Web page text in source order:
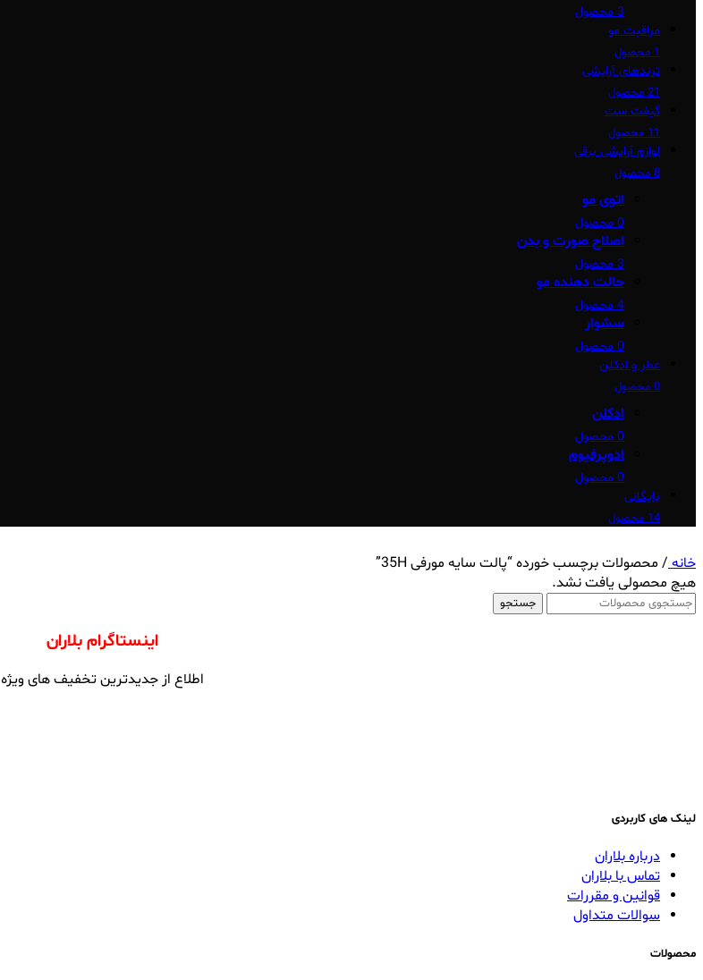
3 محصول
مراقبت مو
1 محصول
ترندهای آرایشی
21 محصول
گیفت ست
11 محصول
لوازم آرایشی برقی
8 محصول
اتوی مو
0 محصول
اصلاح صورت و بدن
3 محصول
حالت دهنده مو
4 محصول
سشوار
0 محصول
عطر و ادکلن
0 محصول
ادکلن
0 محصول
ادوپرفیوم
0 محصول
بایگانی
14 محصول
خانه/ محصولات برچسب خورده “پالت سایه مورفی 35H”
هیچ محصولی یافت نشد.
جستجو
اینستاگرام بلاران
اطلاع از جدیدترین تخفیف های ویژه
لینک های کاربردی
درباره بلاران
تماس با بلاران
قوانین و مقررات
سوالات متداول
محصولات